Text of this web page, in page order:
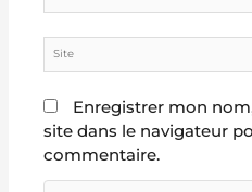
mail*
Site
Enregistrer mon
site dans le navigateur
commentaire.